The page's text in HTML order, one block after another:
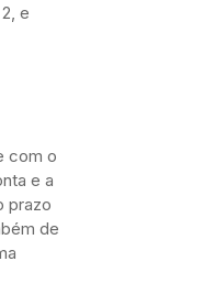
e
com o
e a
prazo
de